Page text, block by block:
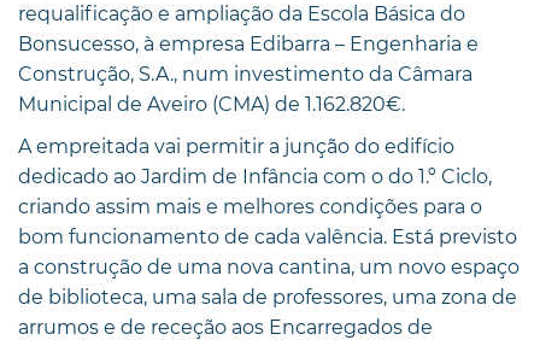
requalificação e ampliação da Escola Básica do
Bonsucesso, à empresa Edibarra – Engenharia e
Construção, S.A., num investimento da Câmara
Municipal de Aveiro (CMA) de 1.162.820€.
A empreitada vai permitir a junção do edifício
dedicado ao Jardim de Infância com o do 1.º Ciclo,
criando assim mais e melhores condições para o
bom funcionamento de cada valência. Está previsto
a construção de uma nova cantina, um novo espaço
de biblioteca, uma sala de professores, uma zona de
arrumos e de receção aos Encarregados de